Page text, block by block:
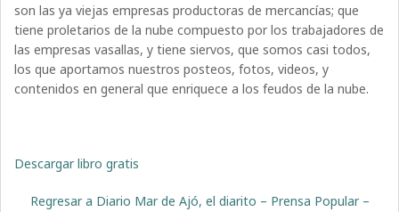
son las ya viejas empresas productoras de mercancías; que
tiene proletarios de la nube compuesto por los trabajadores de
las empresas vasallas, y tiene siervos, que somos casi todos,
los que aportamos nuestros posteos, fotos, videos, y
contenidos en general que enriquece a los feudos de la nube.
Descargar libro gratis
Regresar a Diario Mar de Ajó, el diarito – Prensa Popular –